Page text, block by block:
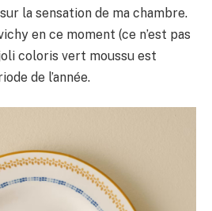
la sensation de ma chambre.
en ce moment (ce n’est pas
coloris vert moussu est
de l’année.